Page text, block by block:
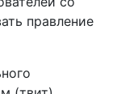
правление